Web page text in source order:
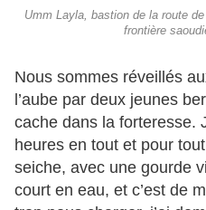
Umm Layla, bastion de la route
frontière
Nous sommes réveillés
l’aube par deux jeunes
cache dans la forteresse.
heures en tout et pour
seiche, avec une gourde
court en eau, et c’est de